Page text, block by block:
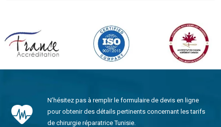
N’hésitez pas à remplir le formulaire de devis en ligne
pour obtenir des détails pertinents concernant les tarifs
de chirurgie réparatrice Tunisie.